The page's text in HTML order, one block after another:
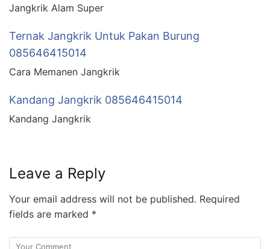
Jangkrik Alam Super
Ternak Jangkrik Untuk Pakan Burung
085646415014
Cara Memanen Jangkrik
Kandang Jangkrik 085646415014
Kandang Jangkrik
Leave a Reply
Your email address will not be published. Required
fields are marked *